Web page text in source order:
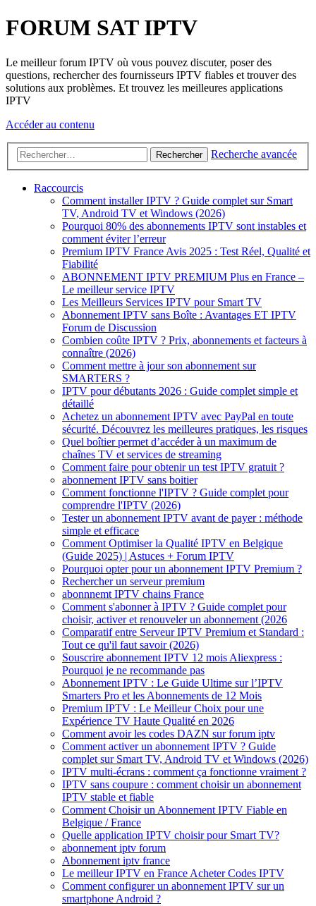
FORUM SAT IPTV
Le meilleur forum IPTV où vous pouvez discuter, poser des
questions, rechercher des fournisseurs IPTV fiables et trouver des
solutions aux problèmes. Et trouvez les meilleures applications
IPTV
Accéder au contenu
Rechercher Recherche avancée
Raccourcis
Comment installer IPTV ? Guide complet sur Smart
TV, Android TV et Windows (2026)
Pourquoi 80% des abonnements IPTV sont instables et
comment éviter l’erreur
Premium IPTV France Avis 2025 : Test Réel, Qualité et
Fiabilité
ABONNEMENT IPTV PREMIUM Plus en France –
Le meilleur service IPTV
Les Meilleurs Services IPTV pour Smart TV
Abonnement IPTV sans Boîte : Avantages ET IPTV
Forum de Discussion
Combien coûte IPTV ? Prix, abonnements et facteurs à
connaître (2026)
Comment mettre à jour son abonnement sur
SMARTERS ?
IPTV pour débutants 2026 : Guide complet simple et
détaillé
Achetez un abonnement IPTV avec PayPal en toute
sécurité. Découvrez les meilleures pratiques, les risques
Quel boîtier permet d’accéder à un maximum de
chaînes TV et services de streaming
Comment faire pour obtenir un test IPTV gratuit ?
abonnement IPTV sans boitier
Comment fonctionne l'IPTV ? Guide complet pour
comprendre l'IPTV (2026)
Tester un abonnement IPTV avant de payer : méthode
simple et efficace
Comment Optimiser la Qualité IPTV en Belgique
(Guide 2025) | Astuces + Forum IPTV
Pourquoi opter pour un abonnement IPTV Premium ?
Rechercher un serveur premium
abonnnemt IPTV chains France
Comment s'abonner à IPTV ? Guide complet pour
choisir, activer et renouveler un abonnement (2026
Comparatif entre Serveur IPTV Premium et Standard :
Tout ce qu'il faut savoir (2026)
Souscrire abonnement IPTV 12 mois Aliexpress :
Pourquoi je ne recommande pas
Abonnement IPTV : Le Guide Ultime sur l’IPTV
Smarters Pro et les Abonnements de 12 Mois
Premium IPTV : Le Meilleur Choix pour une
Expérience TV Haute Qualité en 2026
Comment avoir les codes DAZN sur forum iptv
Comment activer un abonnement IPTV ? Guide
complet sur Smart TV, Android TV et Windows (2026)
IPTV multi-écrans : comment ça fonctionne vraiment ?
IPTV sans coupure : comment choisir un abonnement
IPTV stable et fiable
Comment Choisir un Abonnement IPTV Fiable en
Belgique / France
Quelle application IPTV choisir pour Smart TV?
abonnement iptv forum
Abonnement iptv france
Le meilleur IPTV en France Acheter Codes IPTV
Comment configurer un abonnement IPTV sur un
smartphone Android ?